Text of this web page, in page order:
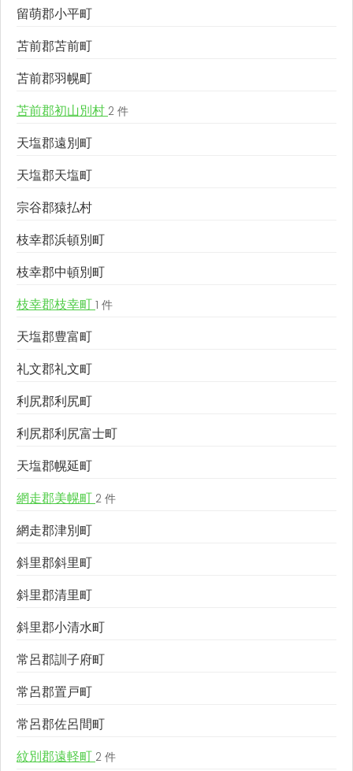
留萌郡小平町
苫前郡苫前町
苫前郡羽幌町
苫前郡初山別村 2 件
天塩郡遠別町
天塩郡天塩町
宗谷郡猿払村
枝幸郡浜頓別町
枝幸郡中頓別町
枝幸郡枝幸町 1 件
天塩郡豊富町
礼文郡礼文町
利尻郡利尻町
利尻郡利尻富士町
天塩郡幌延町
網走郡美幌町 2 件
網走郡津別町
斜里郡斜里町
斜里郡清里町
斜里郡小清水町
常呂郡訓子府町
常呂郡置戸町
常呂郡佐呂間町
紋別郡遠軽町 2 件